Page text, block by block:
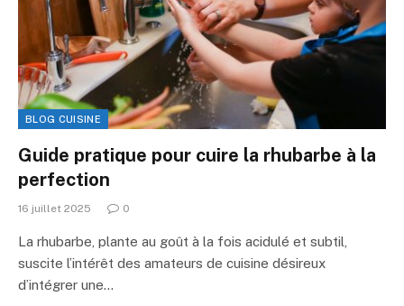
BLOG CUISINE
Guide pratique pour cuire la rhubarbe à la
perfection
16 juillet 2025 0
La rhubarbe, plante au goût à la fois acidulé et subtil,
suscite l’intérêt des amateurs de cuisine désireux
d’intégrer une…